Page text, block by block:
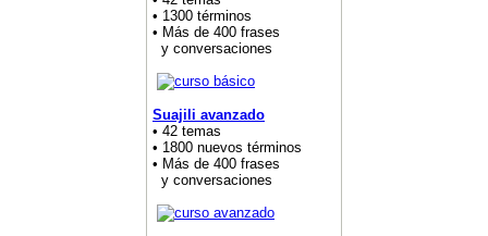
• 1300 términos
• Más de 400 frases
y conversaciones
Suajili avanzado
• 42 temas
• 1800 nuevos términos
• Más de 400 frases
y conversaciones